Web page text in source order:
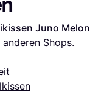
Juno Melon
anderen Shops.